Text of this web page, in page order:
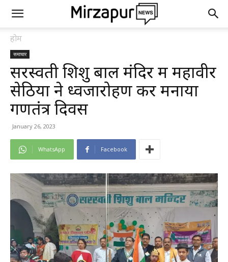
होम
समाचार
सरस्वती शिशु बाल मंदिर में महावीर
सेठिया ने ध्वजारोहण कर मनाया
गणतंत्र दिवस
January 26, 2023
WhatsApp Facebook